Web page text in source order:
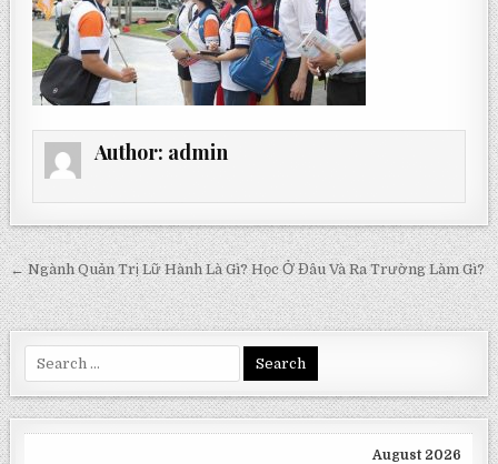
Author: admin
Post
navigation
← Ngành Quản Trị Lữ Hành Là Gì? Học Ở Đâu Và Ra Trường Làm Gì?
August 2026